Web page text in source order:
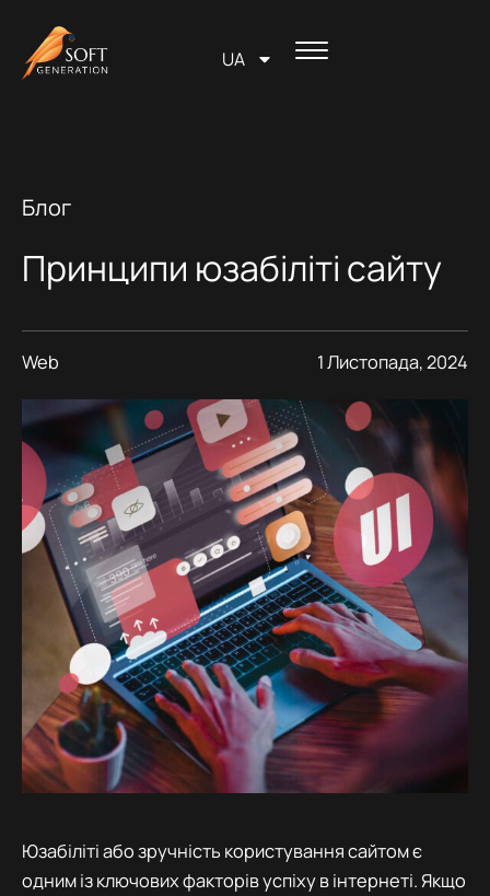
вмісту
вмісту
UA
Блог
Принципи юзабіліті сайту
Web 1 Листопада, 2024
Юзабіліті або зручність користування сайтом є
одним із ключових факторів успіху в інтернеті. Якщо